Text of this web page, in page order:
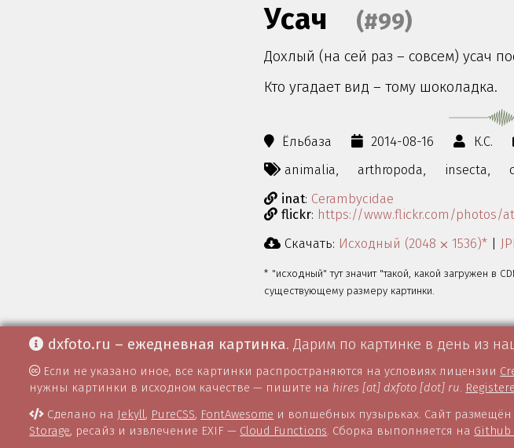
Усач (#99)
Дохлый (на сей раз – совсем) усач
Кто угадает вид – тому шоколадка.
Ёльбаза 2014-08-16 К.С.
animalia,
arthropoda, insecta,
inat: Cerambycidae
flickr: https://www.flickr.com/photos/
Скачать: Исходный (2048 ⨉ 1536)*
* "исходный" тут значит "такой, какой загружен в
существующему размеру картинки.
dxfoto.ru – ежедневная картинка. Дарим по картинке в день из
Если не указано иное, все картинки распространяются на условиях лицензии
нужны картинки в исходном качестве — пишите на hires [at] dxfoto [dot] ru.
Сделано на Jekyll, PureCSS, FontAwesome и волшебных пузырьках. Сайт
Storage, ресайз и извлечение EXIF — Cloud Functions. Сборка выполняется на Github